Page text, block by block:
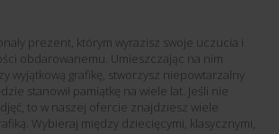
prezent, którym wyrazisz swoje uczucia i
obdarowanemu. Umieszczając na nim
wyjątkową grafikę, stworzysz niepowtarzalny
stanowił pamiątkę na wiele lat. Jeśli nie
to w naszej ofercie znajdziesz wiele
Wybieraj między dziecięcymi, klasycznymi,